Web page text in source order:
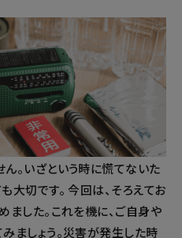
り🎒 ベルトは調節可能で
す✌️ リュックにした際の
持ち手やベルト部分の 耐
荷重（約）12kgまでです
💫 ぜひ玄関スペースに備
えておきましょう😊 ╍
╍ ╍ ╍ ╍ ╍ ╍ ╍ ╍ ╍
╍ ╍ ╍ ╍ ╍ ╍ ╍ ╍ ╍
╍ ╍ ╍ ╍ 最後までご覧
頂きありがとうございま
す😭🧡皆様のコメント、
なんでも嬉しいのでお待
╍ ╍ ╍ ╍ ╍ ╍ ╍ ╍ ╍
╍ ╍ ╍ ╍ ╍ ╍ ╍ ╍ ╍
╍ 保存していただくと、
あとから見返す際に便利
です。 ╍ ╍ ╍ ╍ ╍ ╍
╍ ╍ ╍ ╍ ╍ ╍ ╍ ╍ ╍
╍ ╍ ╍ ╍ ╍ ╍ ╍ ╍ オ
ンラインストアは、
@official_cogit こちらの
╍ ╍ ╍ ╍ ╍ ╍ ╍ ╍ ╍
。いざという時に慌てないた
大切です。 今回は、そろえてお
ました。これを機に、ご自身や
ましょう。災害が発生した時